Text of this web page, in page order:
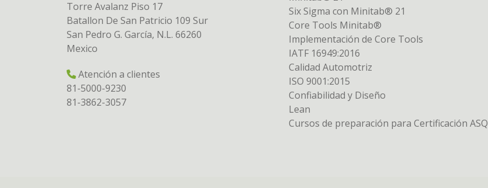
Torre Avalanz Piso 17
Batallon De San Patricio 109 Sur
San Pedro G. García, N.L. 66260
Mexico
Atención a clientes
81-5000-9230
81-3862-3057
Six Sigma con Minitab® 21
Core Tools Minitab®
Implementación de Core Tools
IATF 16949:2016
Calidad Automotriz
ISO 9001:2015
Confiabilidad y Diseño
Lean
Cursos de preparación para Certificación ASQ